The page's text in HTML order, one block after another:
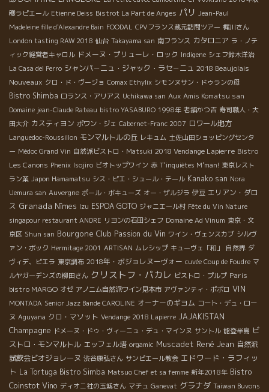
穫ラピエール Etienne Deiss Bistrot La Part de Anges パリ Jean-Paul
Madeleine fille d'Alexandre Bain FOODAL CPVフランス蔵元訪問ツアー 梶川さん
London tasting RAW 2018 仙台 Takayama san 南フランス カタロニア ラ・ノテ
ィック経営者キャロル ドメーヌ・プリューレ・ロック Indigene シェフ鈴木洋治
La Casa del Perro シャンパ－ニュ・ジャック・ラセ－ニュ 2018 Beaujolais
Nouveaux クロ・ド・ヴージョ Comax Ethylix シモンヌサン・ドゥランの母
Bistro Shimba ロランス・アリアス Uchikawa san Aux Amis Komatsu san
Domaine jean-Claude Rateau bistro YASABURO 1998年 老舗かつ吉 寿司職人・大
田大介 カスティヨン ポワン・ジェ Cabernet-Franc 2007 ロワール地方
Languedoc-Roussillon モンマルトルの丘 レキュム 土佐山田ショッピングセンタ
ー Médoc Grand Vin 自然派ビストロ・Matsuki 2018 Vendange Lapierre Bistro
Les Canons Phenix Isojiro ビオトップワイン 赤 T'inquiètes M'man! 東京レスト
ラン業 Japon Hamamatsu シス・ピエ・シュール・テール Kanako san Nora
Uemura san Auvergne ポール・ボキューズ オー・ザルジラ 伊豆 エリアン・ダロ
ス Granada Nîmes Izu ESPOA GOTO ジャニエール村 Fête du Vin Nature
singapour restaurant ANDRE リヨンの石田シェフ Domaine Ad Vinum 東京・文
京区 Shun san Bourgone Club Passion du Vin ワイン・ヴェンスカブ シルヴ
ァン・ボック Hermitage 2001 ARTISAN ムレシップ キューヴェ「和」 自然界 ダ
ヴィデ、ピエラ 東京調布 2018年・ボジョレヌーヴォー cuvée Coup de Foudre マ
ルヤガーデンズの柳田さん クリストフ・パカレ ビストロ・プルプ Paris
bistro MARGO オゼ アノニム自然派ワイン見本市 アヴァンティ・ポポロ VIN
MONTADA Senior Jazz Bande CAROLINE オーナーのギヨム コート・デュ・ロー
ヌ Aguyana クロ・マソット Vendange 2018 Lapierre JAJAKISTAN
Champagne ドメーヌ・ドゥ・ヴィーニュ・デュ・マインヌ サントル 能登半島 ビ
ストロ・モンマルトル エッフェル塔 orgamic Muscadet René Jean 自然派
試飲会ビオジョレーヌ 渋谷康弘さん サンピエール教会 エドワード・ラフィッ
ト La Tortuga Bistro Simba Matsuo Chef et sa femme 新年2018年 Bistro
Coinstot Vino ディオニ社の玉城さん マチュ Ganevat グラナダ Taiwan Buvons